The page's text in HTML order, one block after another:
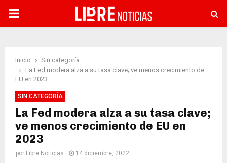
PRIMARY
Inicio
Sin categoría
La Fed modera alza a su tasa clave; ve menos crecimiento de
EU en 2023
SIN CATEGORÍA
La Fed modera alza a su tasa clave;
ve menos crecimiento de EU en
2023
por Libre Noticias 14 diciembre, 2022